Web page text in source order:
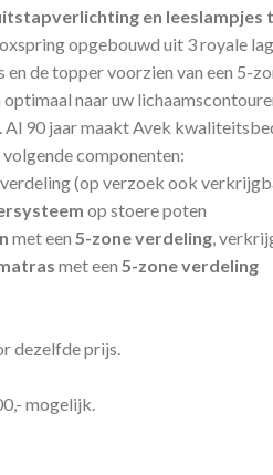
en leeslampjes
opgebouwd uit 3 royale
de topper voorzien van een
naar uw
90 jaar maakt Avek
componenten:
(op verzoek ook
op stoere poten
met een 5-zone verdeling,
met een 5-zone verdeling
dezelfde prijs.
mogelijk.